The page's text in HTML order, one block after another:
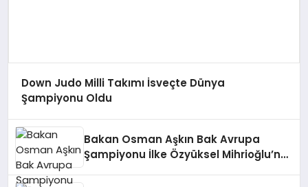
Down Judo Milli Takımı İsveçte Dünya
Şampiyonu Oldu
Bakan Osman Aşkın Bak Avrupa
Şampiyonu İlke Özyüksel Mihrioğlu’nu